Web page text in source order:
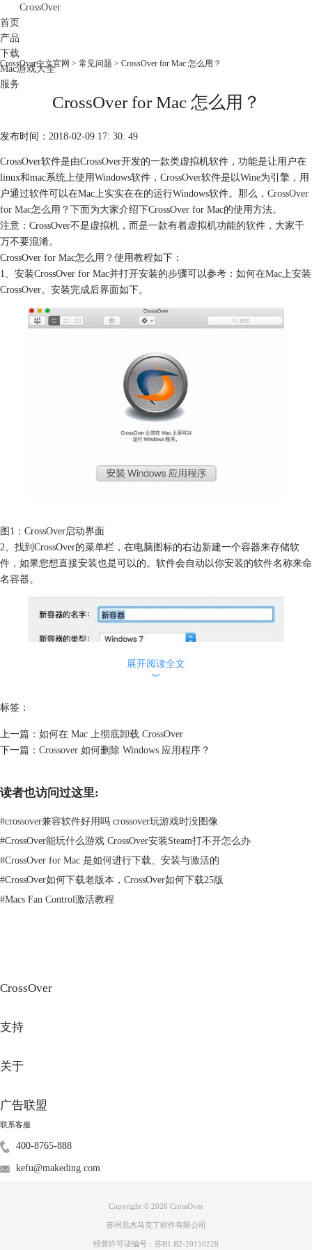
CrossOver
首页
产品
下载
Mac游戏大全
服务
CrossOver中文官网 > 常见问题 > CrossOver for Mac 怎么用？
CrossOver for Mac 怎么用？
发布时间：2018-02-09 17: 30: 49
CrossOver软件是由CrossOver开发的一款类虚拟机软件，功能是让用户在
linux和mac系统上使用Windows软件，CrossOver软件是以Wine为引擎，用
户通过软件可以在Mac上实实在在的运行Windows软件。那么， CrossOver
for Mac怎么用？下面为大家介绍下CrossOver for Mac的使用方法。
注意：CrossOver不是虚拟机，而是一款有着虚拟机功能的软件，大家千
万不要混淆。
CrossOver for Mac怎么用？使用教程如下：
1、安装CrossOver for Mac并打开安装的步骤可以参考： 如何在Mac上安装
CrossOver。安装完成后界面如下。
图1：CrossOver启动界面
2、找到CrossOver的菜单栏，在电脑图标的右边新建一个容器来存储软
件，如果您想直接安装也是可以的。软件会自动以你安装的软件名称来命
名容器。
图2：新建容器
窗口选择您想要运行的.exe文件。
图3：选择安装包位置
令”窗口的“将指令保存到面板”来
CrossOver的使用方法非常简单，傻瓜式的一键安装功能，让用户无需伤
展开阅读全文
︾
标签：
上一篇： 如何在 Mac 上彻底卸载 CrossOver
下一篇： Crossover 如何删除 Windows 应用程序？
读者也访问过这里:
#crossover兼容软件好用吗 crossover玩游戏时没图像
#CrossOver能玩什么游戏 CrossOver安装Steam打不开怎么办
#CrossOver for Mac 是如何进行下载、安装与激活的
#CrossOver如何下载老版本，CrossOver如何下载25版
#Macs Fan Control激活教程
CrossOver
支持
关于
广告联盟
联系客服
400-8765-888
kefu@makeding.com
Copyright © 2026 CrossOver
苏州思杰马克丁软件有限公司
经营许可证编号：苏B1.B2-20150228